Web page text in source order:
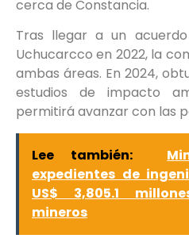
cerca de Constancia.
Tras llegar a un
Uchucarcco en 2022, la
ambas áreas. En 2024,
estudios de impacto
permitirá avanzar con las
Lee también:
expedientes de
US$ 3,805.1
mineros